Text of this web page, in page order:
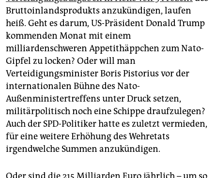
Bruttoinlandsprodukts anzukündigen, laufen
heiß. Geht es darum, US-Präsident Donald Trump
kommenden Monat mit einem
milliardenschweren Appetithäppchen zum Nato-
Gipfel zu locken? Oder will man
Verteidigungsminister Boris Pistorius vor der
internationalen Bühne des Nato-
Außenministertreffens unter Druck setzen,
militärpolitisch noch eine Schippe draufzulegen?
Auch der SPD-Politiker hatte es zuletzt vermieden,
für eine weitere Erhöhung des Wehretats
irgendwelche Summen anzukündigen.